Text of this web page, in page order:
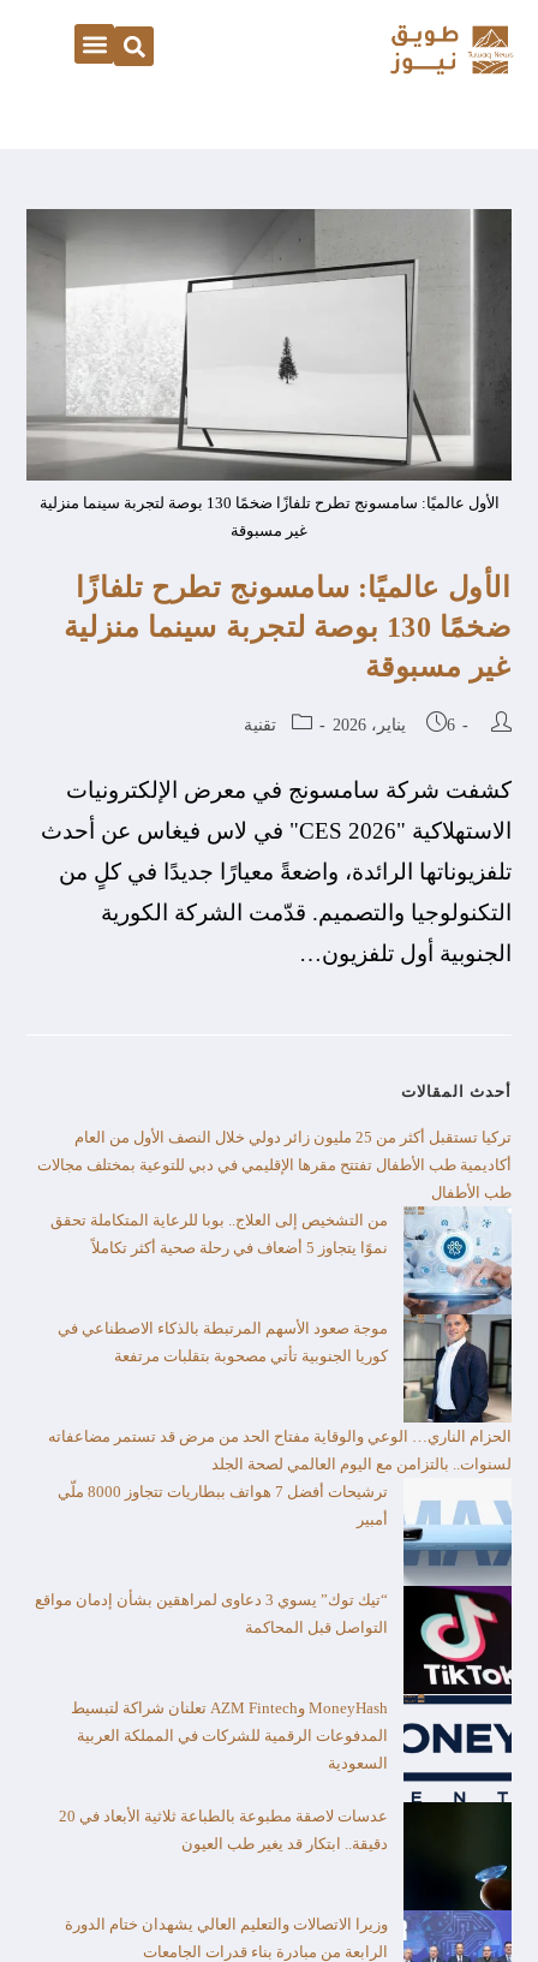
الأول عالميًا: سامسونج تطرح تلفازًا ضخمًا 130 بوصة لتجربة سينما منزلية
غير مسبوقة
الأول عالميًا: سامسونج تطرح تلفازًا
ضخمًا 130 بوصة لتجربة سينما منزلية
غير مسبوقة
6 يناير، 2026 تقنية
كشفت شركة سامسونج في معرض الإلكترونيات
الاستهلاكية "CES 2026" في لاس فيغاس عن أحدث
تلفزيوناتها الرائدة، واضعةً معيارًا جديدًا في كلٍ من
التكنولوجيا والتصميم. قدّمت الشركة الكورية
الجنوبية أول تلفزيون…
أحدث المقالات
تركيا تستقبل أكثر من 25 مليون زائر دولي خلال النصف الأول من العام​
أكاديمية طب الأطفال تفتتح مقرها الإقليمي في دبي للتوعية بمختلف مجالات
طب الأطفال
من التشخيص إلى العلاج.. بوبا للرعاية المتكاملة تحقق
نموًا يتجاوز 5 أضعاف في رحلة صحية أكثر تكاملاً
موجة صعود الأسهم المرتبطة بالذكاء الاصطناعي في
كوريا الجنوبية تأتي مصحوبة بتقلبات مرتفعة
الحزام الناري… الوعي والوقاية مفتاح الحد من مرض قد تستمر مضاعفاته
لسنوات.. بالتزامن مع اليوم العالمي لصحة الجلد
ترشيحات أفضل 7 هواتف ببطاريات تتجاوز 8000 ملّي
أمبير
“تيك توك” يسوي 3 دعاوى لمراهقين بشأن إدمان مواقع
التواصل قبل المحاكمة
MoneyHash وAZM Fintech تعلنان شراكة لتبسيط
المدفوعات الرقمية للشركات في المملكة العربية
السعودية
عدسات لاصقة مطبوعة بالطباعة ثلاثية الأبعاد في 20
دقيقة.. ابتكار قد يغير طب العيون
وزيرا الاتصالات والتعليم العالي يشهدان ختام الدورة
الرابعة من مبادرة بناء قدرات الجامعات